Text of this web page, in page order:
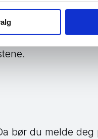
om bruk av
enveiledningpå
bør du melde